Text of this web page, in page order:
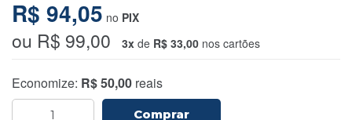
R$ 94,05 no PIX
ou R$ 99,00 3x de R$ 33,00 nos cartões
Economize: R$ 50,00 reais
Comprar